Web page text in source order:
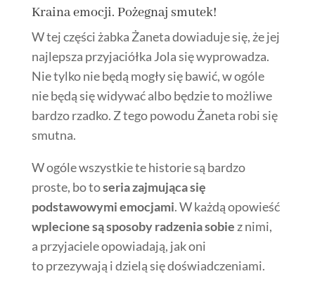
Kraina emocji. Pożegnaj smutek!
W tej części żabka Żaneta dowiaduje się, że jej
najlepsza przyjaciółka Jola się wyprowadza.
Nie tylko nie będą mogły się bawić, w ogóle
nie będą się widywać albo będzie to możliwe
bardzo rzadko. Z tego powodu Żaneta robi się
smutna.
W ogóle wszystkie te historie są bardzo
proste, bo toseria zajmująca się
podstawowymi emocjami. W każdą opowieść
wplecione są sposoby radzenia sobie z nimi,
a przyjaciele opowiadają, jak oni
to przezywają i dzielą się doświadczeniami.